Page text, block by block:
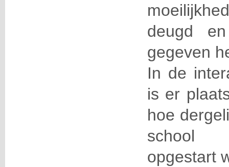
deugd
gegeven
In de
is er
hoe
school
opgestart